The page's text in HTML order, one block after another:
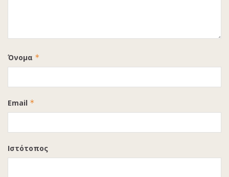
Όνομα *
Email *
Ιστότοπος